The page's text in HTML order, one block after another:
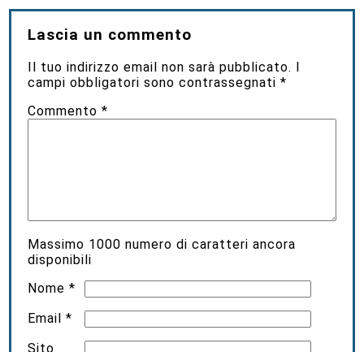
Lascia un commento
Il tuo indirizzo email non sarà pubblicato. I
campi obbligatori sono contrassegnati*
Commento*
Massimo 1000 numero di caratteri ancora
disponibili
Nome*
Email*
Sito